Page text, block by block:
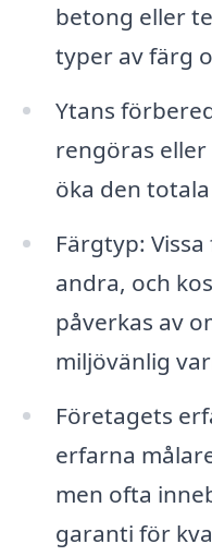
betong eller
typer av färg
Ytans
rengöras
öka den
Färgtyp:
andra, och
påverkas av
miljövänlig
Företagets
erfarna
men ofta
garanti för